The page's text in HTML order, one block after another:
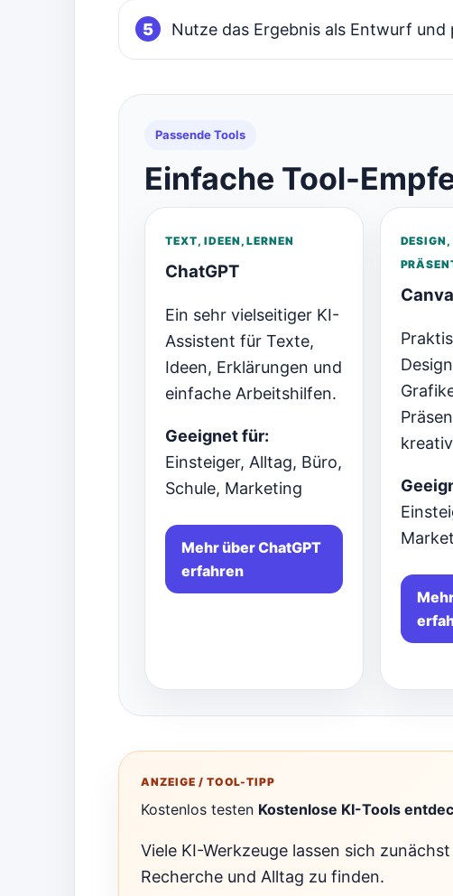
Nutze das Ergebnis als Entwurf und
Passende Tools
Einfache Tool-
TEXT, IDEEN, LERNEN
ChatGPT
Ein sehr vielseitiger KI-
Assistent für Texte,
Ideen, Erklärungen und
einfache Arbeitshilfen.
Geeignet für:
Einsteiger, Alltag, Büro,
Schule, Marketing
Mehr über ChatGPT
erfahren
ANZEIGE / TOOL-TIPP
Kostenlos testen Kostenlose KI-Tools
Viele KI-Werkzeuge lassen sich
Recherche und Alltag zu finden.